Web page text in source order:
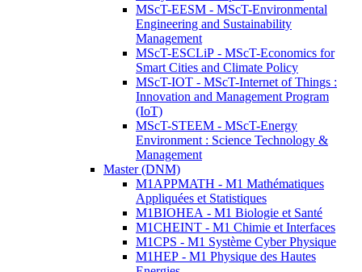
MScT-EESM - MScT-Environmental
Engineering and Sustainability
Management
MScT-ESCLiP - MScT-Economics for
Smart Cities and Climate Policy
MScT-IOT - MScT-Internet of Things :
Innovation and Management Program
(IoT)
MScT-STEEM - MScT-Energy
Environment : Science Technology &
Management
Master (DNM)
M1APPMATH - M1 Mathématiques
Appliquées et Statistiques
M1BIOHEA - M1 Biologie et Santé
M1CHEINT - M1 Chimie et Interfaces
M1CPS - M1 Système Cyber Physique
M1HEP - M1 Physique des Hautes